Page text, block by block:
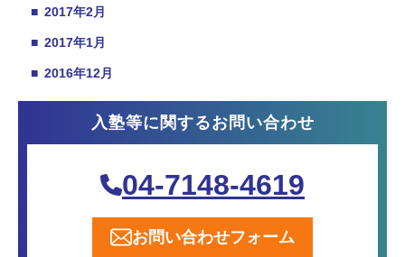
■ 2017年2月
■ 2017年1月
■ 2016年12月
入塾等に関するお問い合わせ
04-7148-4619
お問い合わせフォーム